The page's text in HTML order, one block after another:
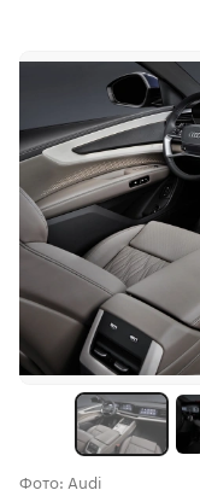
Фото: Audi